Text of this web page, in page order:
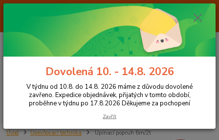
Od 7.8. do 14.8. 2026 máme z důvodu dovolené ZAVŘENO. Expedice
objednávek, přijatých v tomto období, proběhne v týdnu po 17.8.2026
Děkujeme za pochopení
CZK
Hledat
+420 605 283 713
za0,00 Kč
Úvod Upevňovací technika Upínací popruh 6m/2t
Dovolená 10. - 14.8. 2026
V týdnu od 10.8. do 14.8. 2026 máme z důvodu dovolené
zavřeno. Expedice objednávek, přijatých v tomto období,
proběhne v týdnu po 17.8.2026 Děkujeme za pochopení
Zavřít